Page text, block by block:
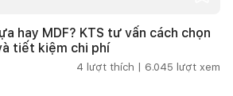
hay MDF? KTS tư vấn cách chọn
tiết kiệm chi phí
4 lượt thích | 6.045 lượt xem